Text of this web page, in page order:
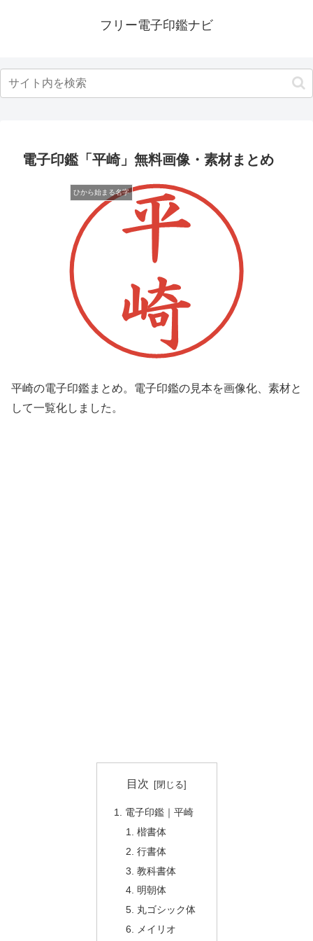
フリー電子印鑑ナビ
電子印鑑「平崎」無料画像・素材まとめ
ひから始まる名字
平崎の電子印鑑まとめ。電子印鑑の見本を画像化、素材と
して一覧化しました。
目次
電子印鑑｜平崎
楷書体
行書体
教科書体
明朝体
丸ゴシック体
メイリオ